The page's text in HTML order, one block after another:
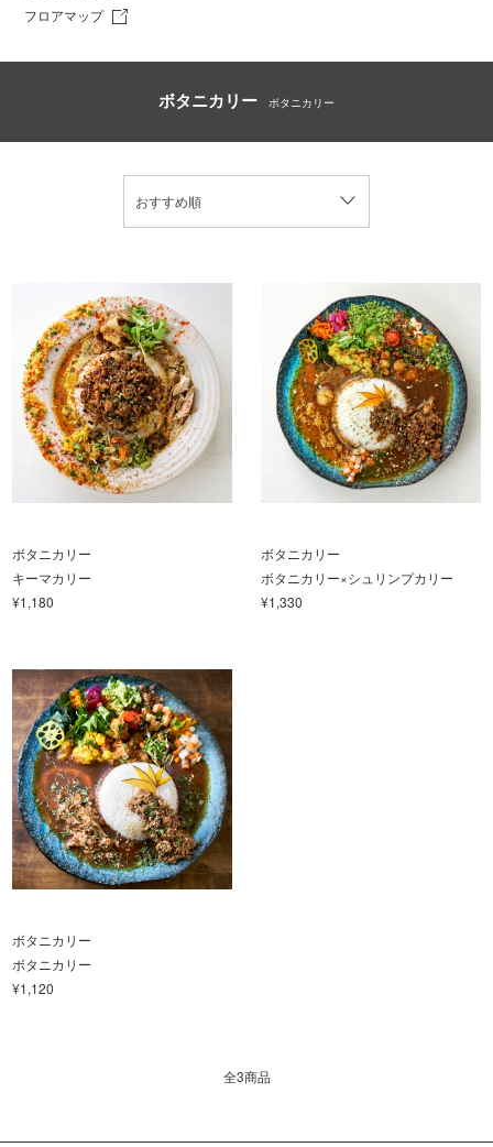
フロアマップ
ボタニカリー ボタニカリー
おすすめ順
ボタニカリー
キーマカリー
¥1,180
ボタニカリー
ボタニカリー×シュリンプカリー
¥1,330
ボタニカリー
ボタニカリー
¥1,120
全3商品